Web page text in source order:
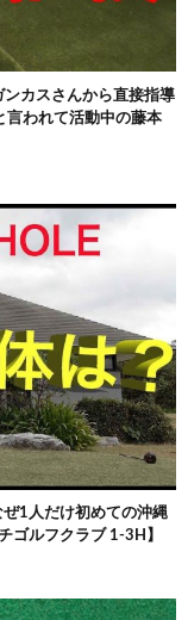
カスさんから直接指導
言われて活動中の藤本
1人だけ初めての沖縄
ゴルフクラブ 1-3H】